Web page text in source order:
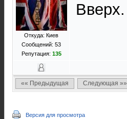
Откуда: Киев
Сообщений: 53
Репутация: 135
Вверх.
«« Предыдущая Следующая »»
Версия для просмотра